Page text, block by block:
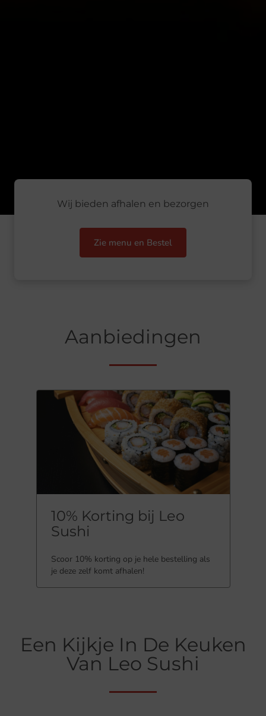
Wij bieden afhalen en bezorgen
Zie menu en Bestel
Aanbiedingen
10% Korting bij Leo
Sushi
Scoor 10% korting op je hele bestelling als
je deze zelf komt afhalen!
Een Kijkje In De Keuken
Van Leo Sushi